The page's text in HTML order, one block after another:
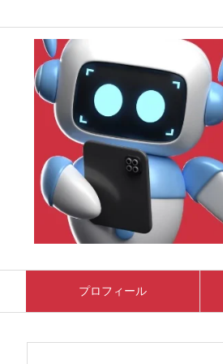
プロフィール